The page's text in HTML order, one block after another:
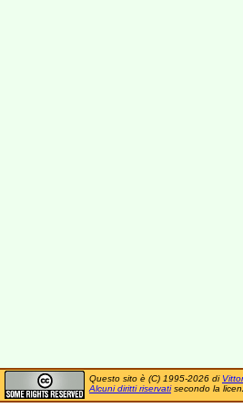
Questo sito è (C) 1995-2026 di
Alcuni diritti riservatisecondo la